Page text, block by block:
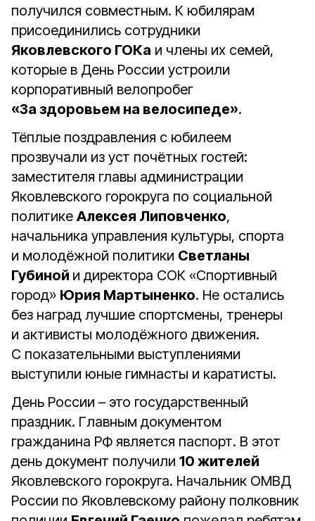
получился совместным. К юбилярам
присоединились сотрудники
Яковлевского ГОКа и члены их семей,
которые в День России устроили
корпоративный велопробег
«За здоровьем на велосипеде».
Тёплые поздравления с юбилеем
прозвучали из уст почётных гостей:
заместителя главы администрации
Яковлевского горокруга по социальной
политике Алексея Липовченко,
начальника управления культуры, спорта
и молодёжной политики Светланы
Губиной и директора СОК «Спортивный
город» Юрия Мартыненко. Не остались
без наград лучшие спортсмены, тренеры
и активисты молодёжного движения.
С показательными выступлениями
выступили юные гимнасты и каратисты.
День России – это государственный
праздник. Главным документом
гражданина РФ является паспорт. В этот
день документ получили 10 жителей
Яковлевского горокруга. Начальник ОМВД
России по Яковлевскому району полковник